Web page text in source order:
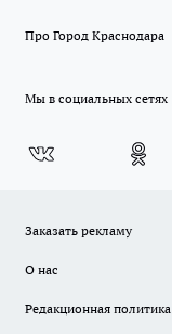
Про Город Краснодара
Мы в социальных сетях
Заказать рекламу
О нас
Редакционная политика